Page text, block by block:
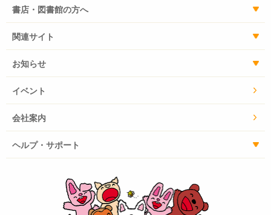
書店・図書館の方へ
関連サイト
お知らせ
イベント
会社案内
ヘルプ・サポート